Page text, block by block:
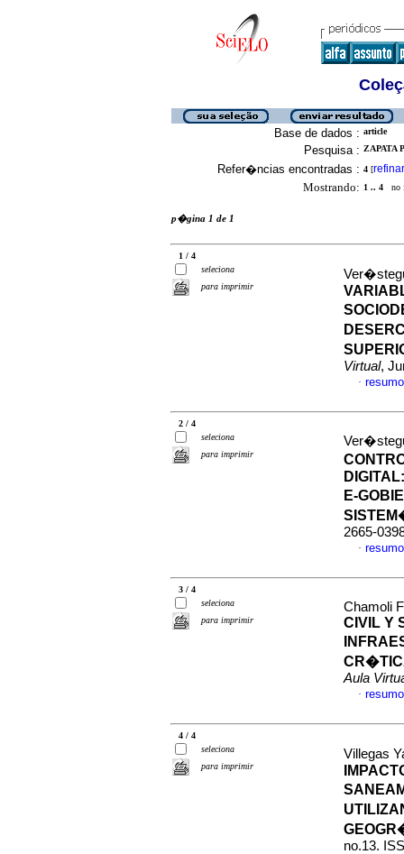
Base de dados : article
Pesquisa : ZAPATA
Refer�ncias encontradas : 4 [refinar
Mostrando: 1 .. 4 no
p�gina 1 de 1
1 / 4
seleciona
para imprimir
Virtual,
·
2 / 4
seleciona
para imprimir
E-
2665-
·
3 / 4
seleciona
para imprimir
Chamoli
CIVIL Y
Aula
·
4 / 4
seleciona
para imprimir
Villegas
no.13.